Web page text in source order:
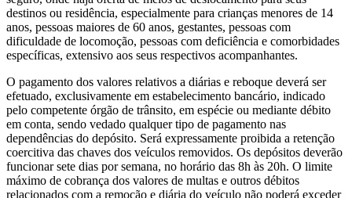
destinos ou residência, especialmente para crianças menores de 14
anos, pessoas maiores de 60 anos, gestantes, pessoas com
dificuldade de locomoção, pessoas com deficiência e comorbidades
específicas, extensivo aos seus respectivos acompanhantes.
O pagamento dos valores relativos a diárias e reboque deverá ser
efetuado, exclusivamente em estabelecimento bancário, indicado
pelo competente órgão de trânsito, em espécie ou mediante débito
em conta, sendo vedado qualquer tipo de pagamento nas
dependências do depósito. Será expressamente proibida a retenção
coercitiva das chaves dos veículos removidos. Os depósitos deverão
funcionar sete dias por semana, no horário das 8h às 20h. O limite
máximo de cobrança dos valores de multas e outros débitos
relacionados com a remoção e diária do veículo não poderá exceder